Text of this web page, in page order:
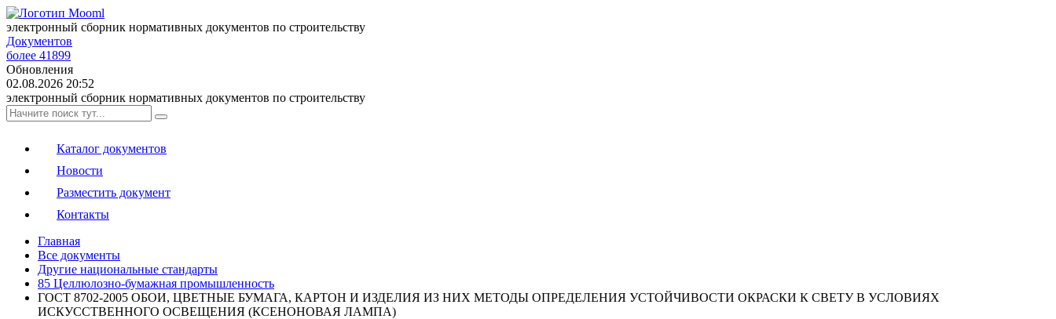
электронный сборник нормативных документов по строительству
Документов
более 41899
Обновления
02.08.2026 20:52
электронный сборник нормативных документов по строительству
Каталог документов
Новости
Разместить документ
Контакты
Главная
Все документы
Другие национальные стандарты
85 Целлюлозно-бумажная промышленность
ГОСТ 8702-2005 ОБОИ, ЦВЕТНЫЕ БУМАГА, КАРТОН И ИЗДЕЛИЯ ИЗ НИХ МЕТОДЫ ОПРЕДЕЛЕНИЯ УСТОЙЧИВОСТИ ОКРАСКИ К СВЕТУ В УСЛОВИЯХ
ИСКУССТВЕННОГО ОСВЕЩЕНИЯ (КСЕНОНОВАЯ ЛАМПА)